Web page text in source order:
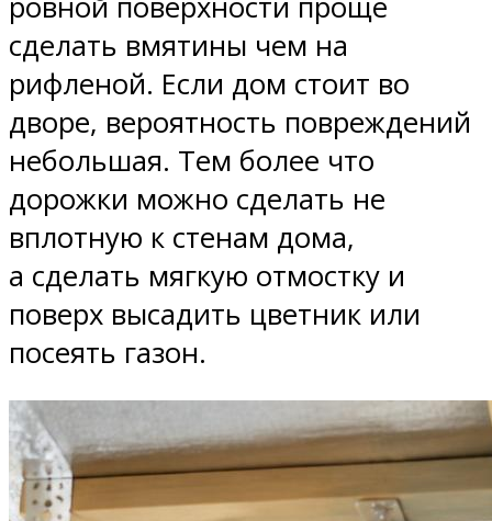
сделать вмятины чем на
рифленой. Если дом стоит во
дворе, вероятность повреждений
небольшая. Тем более что
дорожки можно сделать не
вплотную к стенам дома,
а сделать мягкую отмостку и
поверх высадить цветник или
посеять газон.